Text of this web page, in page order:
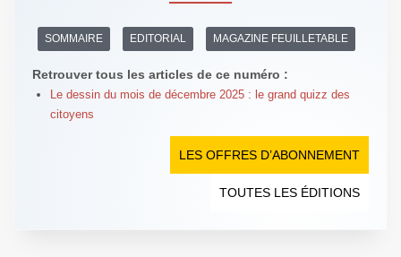
SOMMAIRE EDITORIAL MAGAZINE FEUILLETABLE
Retrouver tous les articles de ce numéro :
Le dessin du mois de décembre 2025 : le grand quizz des
citoyens
LES OFFRES D’ABONNEMENT
TOUTES LES ÉDITIONS